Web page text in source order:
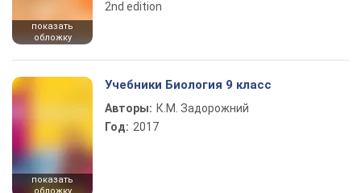
показать
обложку
2nd edition
показать
Учебники Биология 9 класс
Авторы: К.М. Задорожний
Год: 2017